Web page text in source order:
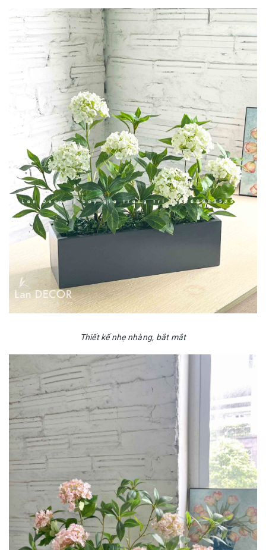
Thiết kế nhẹ nhàng, bắt mắt